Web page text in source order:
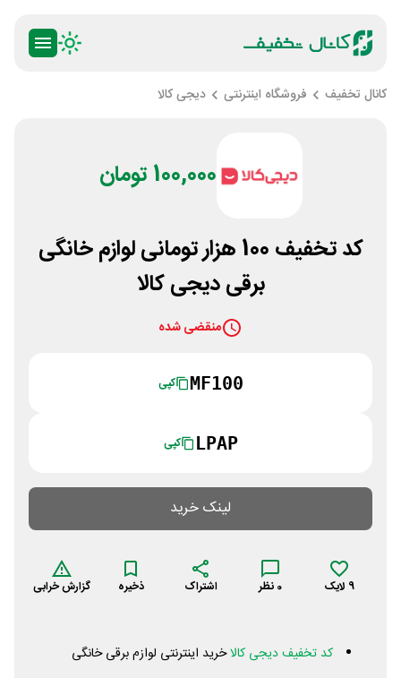
کانال تخفیف فروشگاه اینترنتی دیجی کالا
100,000 تومان
کد تخفیف 100 هزار تومانی لوازم خانگی
برقی دیجی کالا
منقضی شده
MF100 کپی
LPAP کپی
لینک خرید
9 لایک 0 نظر اشتراک ذخیره گزارش خرابی
کد تخفیف دیجی کالاخرید اینترنتی لوازم برقی خانگی